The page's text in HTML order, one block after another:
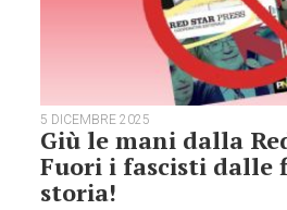
5 DICEMBRE 2025
Giù le mani dalla
Fuori i fascisti dalle
storia!